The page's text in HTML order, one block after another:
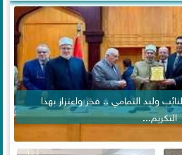
وليد التمامي .. فخر واعتزاز بهذا
التكريم...